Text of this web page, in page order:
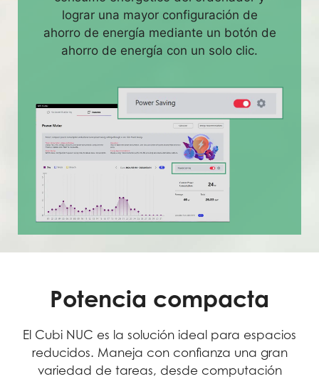
lograr una mayor configuración de
ahorro de energía mediante un botón de
ahorro de energía con un solo clic.
Potencia compacta
El Cubi NUC es la solución ideal para espacios
reducidos. Maneja con confianza una gran
variedad de tareas, desde computación